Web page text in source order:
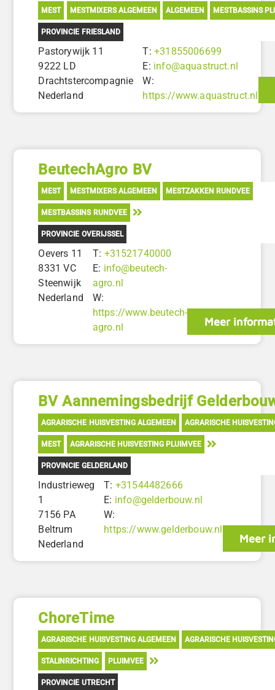
MEST MESTMIXERS ALGEMEEN ALGEMEEN MESTBASSINS
PROVINCIE FRIESLAND
Pastorywijk 11
9222 LD
Drachtstercompagnie
Nederland
T:+31855006699
E: info@aquastruct.nl
W:
https://www.aquastruct.nl
BeutechAgro BV
MEST MESTMIXERS ALGEMEEN MESTZAKKEN RUNDVEE
MESTBASSINS RUNDVEE
PROVINCIE OVERIJSSEL
Oevers 11
8331 VC
Steenwijk
Nederland
T: +31521740000
E: info@beutech-
agro.nl
W:
https://www.beutech-
agro.nl
Meer
BV Aannemingsbedrijf
AGRARISCHE HUISVESTING ALGEMEEN AGRARISCHE
MEST AGRARISCHE HUISVESTING PLUIMVEE
PROVINCIE GELDERLAND
Industrieweg
1
7156 PA
Beltrum
Nederland
T: +31544482666
E: info@gelderbouw.nl
W:
https://www.gelderbouw.nl
Meer
ChoreTime
AGRARISCHE HUISVESTING ALGEMEEN AGRARISCHE
STALINRICHTING PLUIMVEE
PROVINCIE UTRECHT